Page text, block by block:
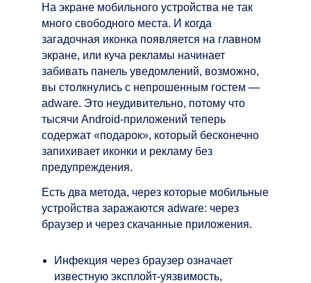
На экране мобильного устройства не так
много свободного места. И когда
загадочная иконка появляется на главном
экране, или куча рекламы начинает
забивать панель уведомлений, возможно,
вы столкнулись с непрошенным гостем —
adware. Это неудивительно, потому что
тысячи Android-приложений теперь
содержат «подарок», который бесконечно
запихивает иконки и рекламу без
предупреждения.
Есть два метода, через которые мобильные
устройства заражаются adware: через
браузер и через скачанные приложения.
Инфекция через браузер означает
известную эксплойт-уязвимость,